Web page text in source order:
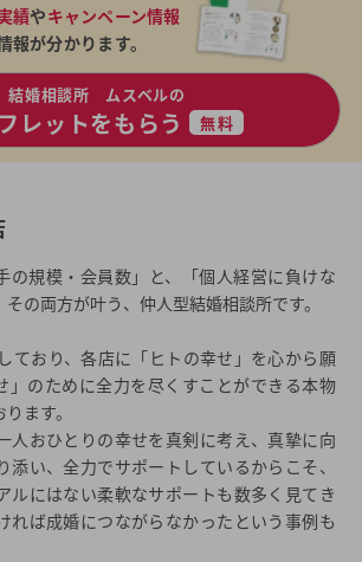
績やキャンペーン情報
報が分かります。
結婚相談所 ムスベルの
レットをもらう 無料
の規模・会員数」と、「個人経営に負けな
の両方が叶う、仲人型結婚相談所です。
ており、各店に「ヒトの幸せ」を心から願
」のために全力を尽くすことができる本物
ます。
人おひとりの幸せを真剣に考え、真摯に向
添い、全力でサポートしているからこそ、
ルにはない柔軟なサポートも数多く見てき
れば成婚につながらなかったという事例も